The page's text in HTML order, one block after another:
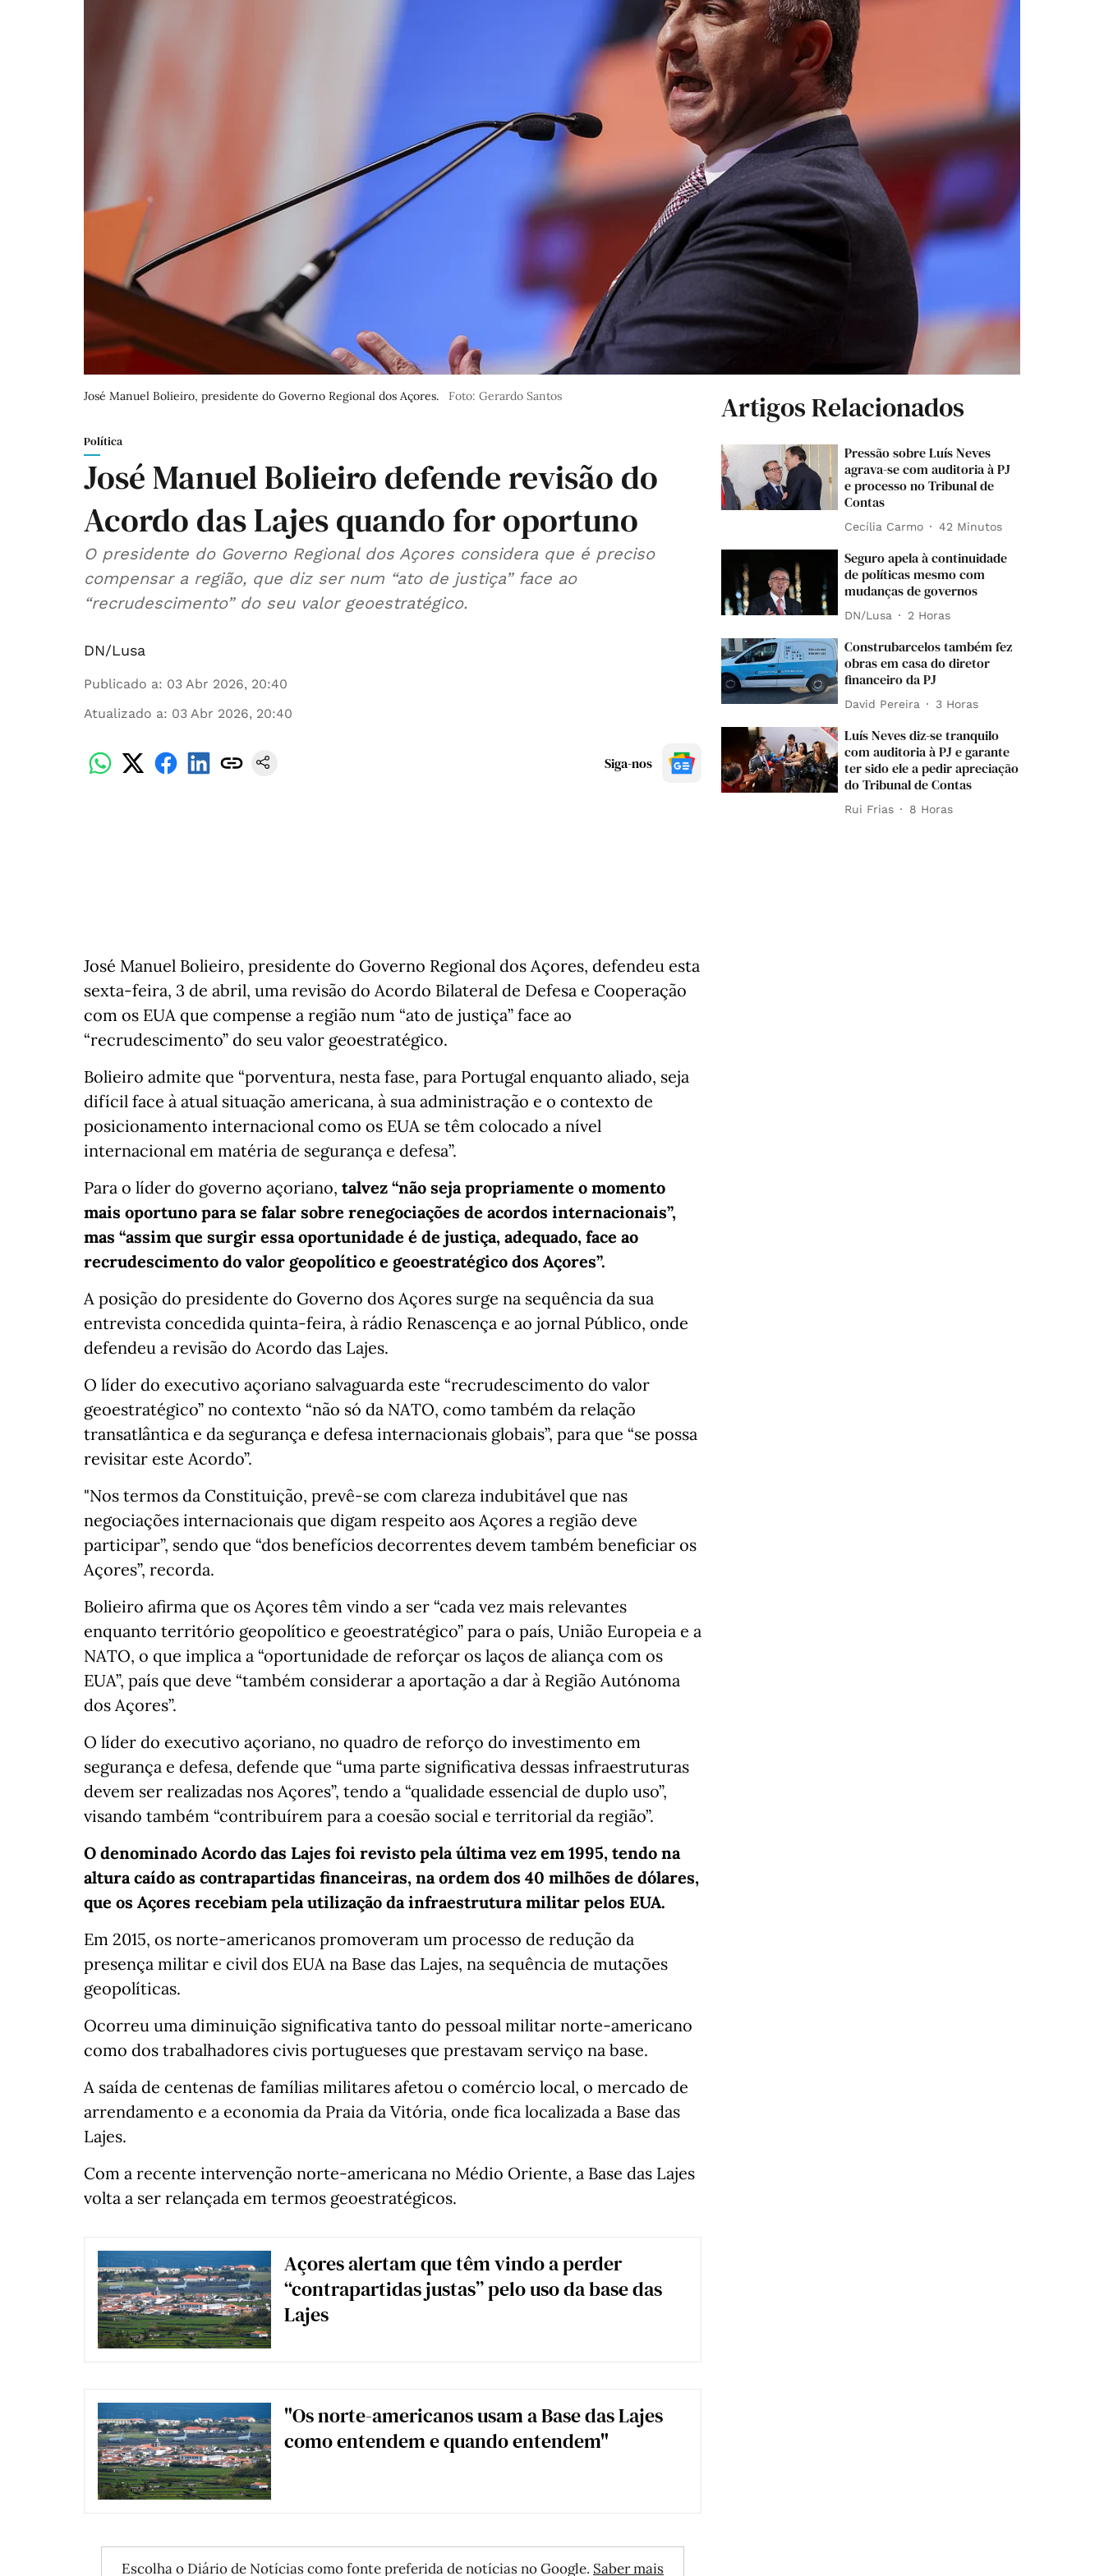
José Manuel Bolieiro, presidente do Governo Regional dos Açores. Foto: Gerardo Santos
Política
José Manuel Bolieiro defende revisão do
Acordo das Lajes quando for oportuno
O presidente do Governo Regional dos Açores considera que é preciso
compensar a região, que diz ser num “ato de justiça” face ao
“recrudescimento” do seu valor geoestratégico.
DN/Lusa
Publicado a: 03 Abr 2026, 20:40
Atualizado a: 03 Abr 2026, 20:40
Siga-nos
José Manuel Bolieiro, presidente do Governo Regional dos Açores, defendeu esta
sexta-feira, 3 de abril, uma revisão do Acordo Bilateral de Defesa e Cooperação
com os EUA que compense a região num “ato de justiça” face ao
“recrudescimento” do seu valor geoestratégico.
Bolieiro admite que “porventura, nesta fase, para Portugal enquanto aliado, seja
difícil face à atual situação americana, à sua administração e o contexto de
posicionamento internacional como os EUA se têm colocado a nível
internacional em matéria de segurança e defesa”.
Para o líder do governo açoriano, talvez “não seja propriamente o momento
mais oportuno para se falar sobre renegociações de acordos internacionais”,
mas “assim que surgir essa oportunidade é de justiça, adequado, face ao
recrudescimento do valor geopolítico e geoestratégico dos Açores”.
A posição do presidente do Governo dos Açores surge na sequência da sua
entrevista concedida quinta-feira, à rádio Renascença e ao jornal Público, onde
defendeu a revisão do Acordo das Lajes.
O líder do executivo açoriano salvaguarda este “recrudescimento do valor
geoestratégico” no contexto “não só da NATO, como também da relação
transatlântica e da segurança e defesa internacionais globais”, para que “se possa
revisitar este Acordo”.
"Nos termos da Constituição, prevê-se com clareza indubitável que nas
negociações internacionais que digam respeito aos Açores a região deve
participar”, sendo que “dos benefícios decorrentes devem também beneficiar os
Açores”, recorda.
Bolieiro afirma que os Açores têm vindo a ser “cada vez mais relevantes
enquanto território geopolítico e geoestratégico” para o país, União Europeia e a
NATO, o que implica a “oportunidade de reforçar os laços de aliança com os
EUA”, país que deve “também considerar a aportação a dar à Região Autónoma
dos Açores”.
O líder do executivo açoriano, no quadro de reforço do investimento em
segurança e defesa, defende que “uma parte significativa dessas infraestruturas
devem ser realizadas nos Açores”, tendo a “qualidade essencial de duplo uso”,
visando também “contribuírem para a coesão social e territorial da região”.
O denominado Acordo das Lajes foi revisto pela última vez em 1995, tendo na
altura caído as contrapartidas financeiras, na ordem dos 40 milhões de dólares,
que os Açores recebiam pela utilização da infraestrutura militar pelos EUA.
Em 2015, os norte-americanos promoveram um processo de redução da
presença militar e civil dos EUA na Base das Lajes, na sequência de mutações
geopolíticas.
Ocorreu uma diminuição significativa tanto do pessoal militar norte-americano
como dos trabalhadores civis portugueses que prestavam serviço na base.
A saída de centenas de famílias militares afetou o comércio local, o mercado de
arrendamento e a economia da Praia da Vitória, onde fica localizada a Base das
Lajes.
Com a recente intervenção norte-americana no Médio Oriente, a Base das Lajes
volta a ser relançada em termos geoestratégicos.
Açores alertam que têm vindo a perder
“contrapartidas justas” pelo uso da base das
Lajes
"Os norte-americanos usam a Base das Lajes
como entendem e quando entendem"
Escolha o Diário de Notícias como fonte preferida de notícias no Google. Saber mais
Artigos Relacionados
Pressão sobre Luís Neves
agrava-se com auditoria à PJ
e processo no Tribunal de
Contas
Cecília Carmo 42 Minutos
Seguro apela à continuidade
de políticas mesmo com
mudanças de governos
DN/Lusa 2 Horas
Construbarcelos também fez
obras em casa do diretor
financeiro da PJ
David Pereira 3 Horas
Luís Neves diz-se tranquilo
com auditoria à PJ e garante
ter sido ele a pedir apreciação
do Tribunal de Contas
Rui Frias 8 Horas